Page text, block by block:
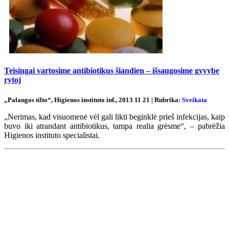
Teisingai vartosime antibiotikus šiandien – išsaugosime gyvybę
rytoj
„Palangos tilto“, Higienos instituto inf., 2013 11 21 | Rubrika: Sveikata
„Nerimas, kad visuomenė vėl gali likti beginklė prieš infekcijas, kaip
buvo iki atrandant antibiotikus, tampa realia grėsme“, – pabrėžia
Higienos instituto specialistai.